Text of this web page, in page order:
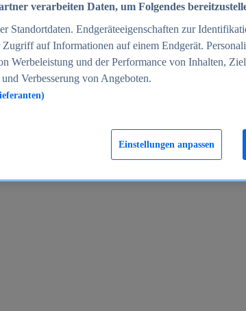
2005-2025
verarbeiten Daten, um Folgendes
Standortdaten. Endgeräteeigenschaften zur
auf Informationen auf einem Endgerät.
Werbeleistung und der Performance von Inhalten,
Verbesserung von Angeboten.
Einstellungen anpassen